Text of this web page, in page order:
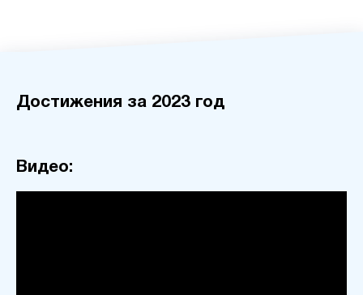
Достижения за 2023 год
Видео: